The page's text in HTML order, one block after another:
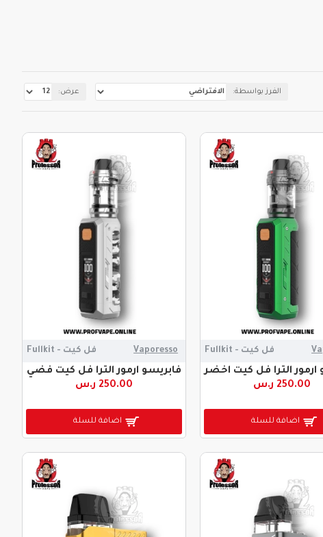
الفرز بواسطة: عرض:
فل كيت - Fullkit
ارمور الترا فل كيت اخضر
250.00 ر.س
اضافة للسلة
Vaporesso فل كيت - Fullkit
فابريسو ارمور الترا فل كيت فضي
250.00 ر.س
اضافة للسلة